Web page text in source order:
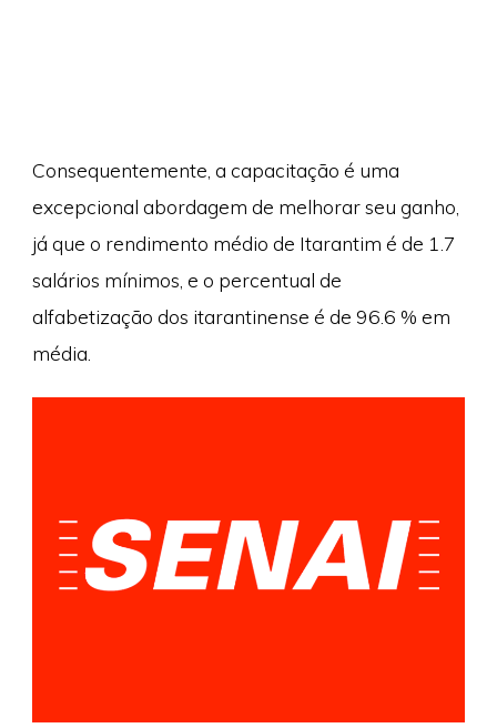
Consequentemente, a capacitação é uma
excepcional abordagem de melhorar seu ganho,
já que o rendimento médio de Itarantim é de 1.7
salários mínimos, e o percentual de
alfabetização dos itarantinense é de 96.6 % em
média.